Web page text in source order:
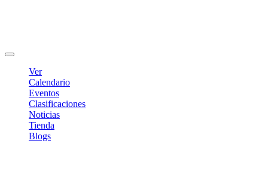
Ver
Calendario
Eventos
Clasificaciones
Noticias
Tienda
Blogs